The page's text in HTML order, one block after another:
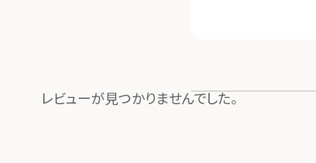
レビューが見つかりませんでした。